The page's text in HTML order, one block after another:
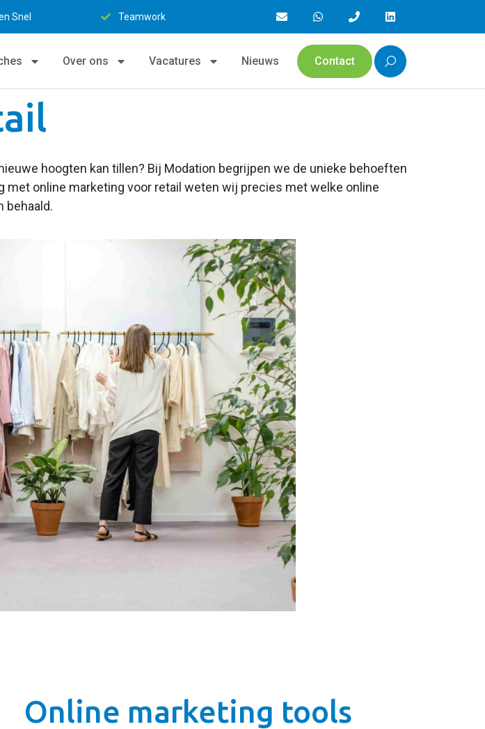
Persoonlijk contact 15+ jaar ervaring
Over ons Vacatures Nieuws Contact
hoogten kan tillen? Bij Modation begrijpen we de unieke behoeften
met online marketing voor retail weten wij precies met welke online
behaald.
Online marketing tools